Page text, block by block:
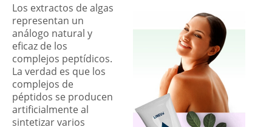
Los extractos de algas
representan un
análogo natural y
eficaz de los
complejos peptídicos.
La verdad es que los
complejos de
péptidos se producen
artificialmente al
sintetizar varios